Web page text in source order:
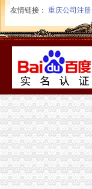
友情链接： 重庆公司注册
51La